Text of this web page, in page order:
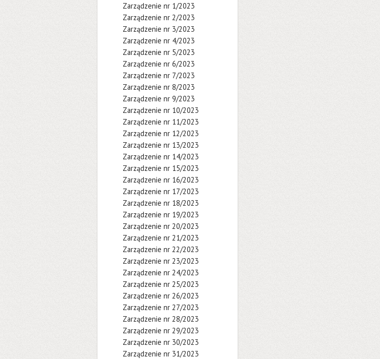
Zarządzenie nr 1/2023
Zarządzenie nr 2/2023
Zarządzenie nr 3/2023
Zarządzenie nr 4/2023
Zarządzenie nr 5/2023
Zarządzenie nr 6/2023
Zarządzenie nr 7/2023
Zarządzenie nr 8/2023
Zarządzenie nr 9/2023
Zarządzenie nr 10/2023
Zarządzenie nr 11/2023
Zarządzenie nr 12/2023
Zarządzenie nr 13/2023
Zarządzenie nr 14/2023
Zarządzenie nr 15/2023
Zarządzenie nr 16/2023
Zarządzenie nr 17/2023
Zarządzenie nr 18/2023
Zarządzenie nr 19/2023
Zarządzenie nr 20/2023
Zarządzenie nr 21/2023
Zarządzenie nr 22/2023
Zarządzenie nr 23/2023
Zarządzenie nr 24/2023
Zarządzenie nr 25/2023
Zarządzenie nr 26/2023
Zarządzenie nr 27/2023
Zarządzenie nr 28/2023
Zarządzenie nr 29/2023
Zarządzenie nr 30/2023
Zarządzenie nr 31/2023